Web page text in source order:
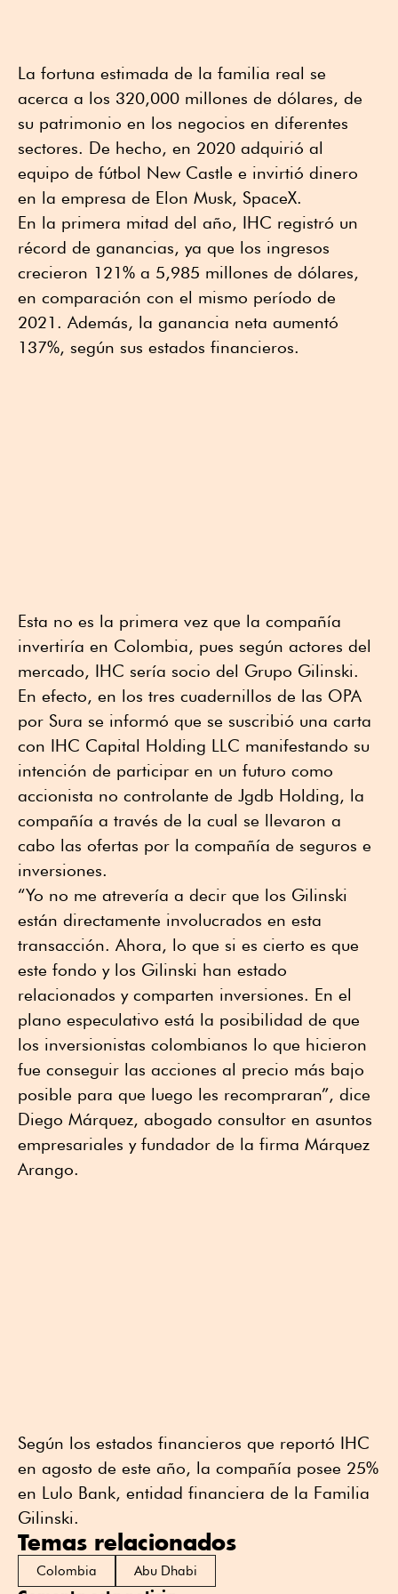
La fortuna estimada de la familia real se
acerca a los 320,000 millones de dólares, de
su patrimonio en los negocios en diferentes
sectores. De hecho, en 2020 adquirió al
equipo de fútbol New Castle e invirtió dinero
en la empresa de Elon Musk, SpaceX.
En la primera mitad del año, IHC registró un
récord de ganancias, ya que los ingresos
crecieron 121% a 5,985 millones de dólares,
en comparación con el mismo período de
2021. Además, la ganancia neta aumentó
137%, según sus estados financieros.
Esta no es la primera vez que la compañía
invertiría en Colombia, pues según actores del
mercado, IHC sería socio del Grupo Gilinski.
En efecto, en los tres cuadernillos de las OPA
por Sura se informó que se suscribió una carta
con IHC Capital Holding LLC manifestando su
intención de participar en un futuro como
accionista no controlante de Jgdb Holding, la
compañía a través de la cual se llevaron a
cabo las ofertas por la compañía de seguros e
inversiones.
“Yo no me atrevería a decir que los Gilinski
están directamente involucrados en esta
transacción. Ahora, lo que si es cierto es que
este fondo y los Gilinski han estado
relacionados y comparten inversiones. En el
plano especulativo está la posibilidad de que
los inversionistas colombianos lo que hicieron
fue conseguir las acciones al precio más bajo
posible para que luego les recompraran”, dice
Diego Márquez, abogado consultor en asuntos
empresariales y fundador de la firma Márquez
Arango.
Según los estados financieros que reportó IHC
en agosto de este año, la compañía posee 25%
en Lulo Bank, entidad financiera de la Familia
Gilinski.
Temas relacionados
Colombia Abu Dhabi